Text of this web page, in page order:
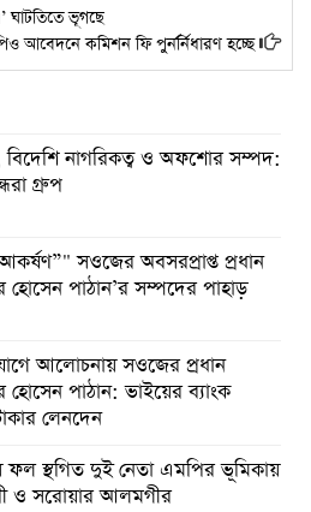
ঘাটতিতে ভূগছে
আবেদনে কমিশন ফি পুনর্র্নিধারণ হচ্ছে
বিদেশি নাগরিকত্ব ও অফশোর সম্পদ:
গ্রুপ
সওজের অবসরপ্রাপ্ত প্রধান
হোসেন পাঠান’র সম্পদের পাহাড়
আলোচনায় সওজের প্রধান
হোসেন পাঠান: ভাইয়ের ব্যাংক
লেনদেন
ফল স্থগিত দুই নেতা এমপির ভূমিকায়
ও সরোয়ার আলমগীর